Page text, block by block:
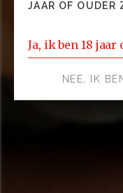
JAAR OF OUDER
Ja, ik ben 18 jaar
NEE, IK